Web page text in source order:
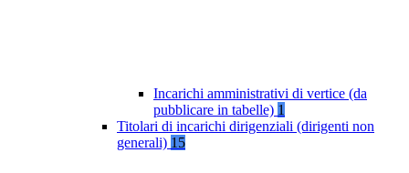
Incarichi amministrativi di vertice (da
pubblicare in tabelle) 1
Titolari di incarichi dirigenziali (dirigenti non
generali) 15